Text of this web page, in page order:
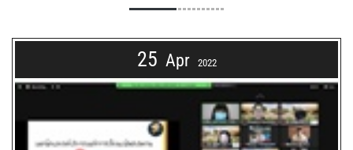
25 Apr 2022